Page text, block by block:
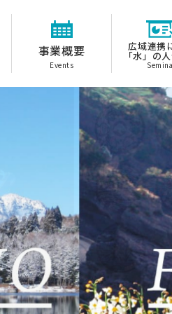
事業概要
Events
広域連携
「水」の